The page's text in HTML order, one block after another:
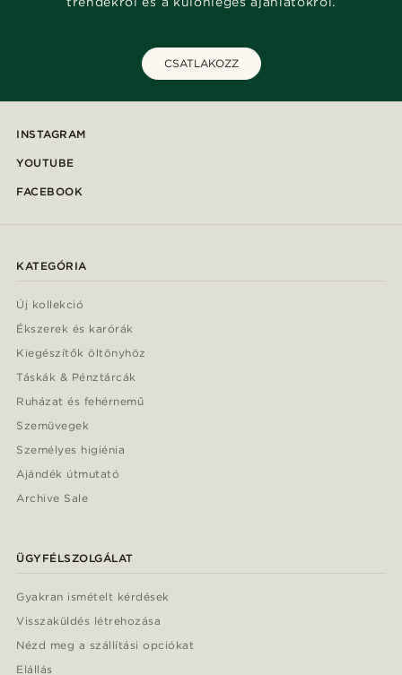
CSATLAKOZZ
INSTAGRAM
YOUTUBE
FACEBOOK
KATEGÓRIA
Új kollekció
Ékszerek és karórák
Kiegészítők öltönyhöz
Táskák & Pénztárcák
Ruházat és fehérnemű
Szemüvegek
Személyes higiénia
Ajándék útmutató
Archive Sale
ÜGYFÉLSZOLGÁLAT
Gyakran ismételt kérdések
Visszaküldés létrehozása
Nézd meg a szállítási opciókat
Elállás